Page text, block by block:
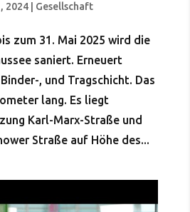
2024| Gesellschaft
zum 31. Mai 2025 wird die
saniert. Erneuert
, und Tragschicht. Das
lang. Es liegt
Karl-Marx-Straße und
Straße auf Höhe des...